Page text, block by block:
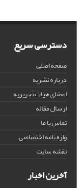
دسترسی سریع
صفحه اصلی
درباره نشریه
اعضای هیات تحریریه
ارسال مقاله
تماس با ما
واژه نامه اختصاصی
نقشه سایت
آخرین اخبار